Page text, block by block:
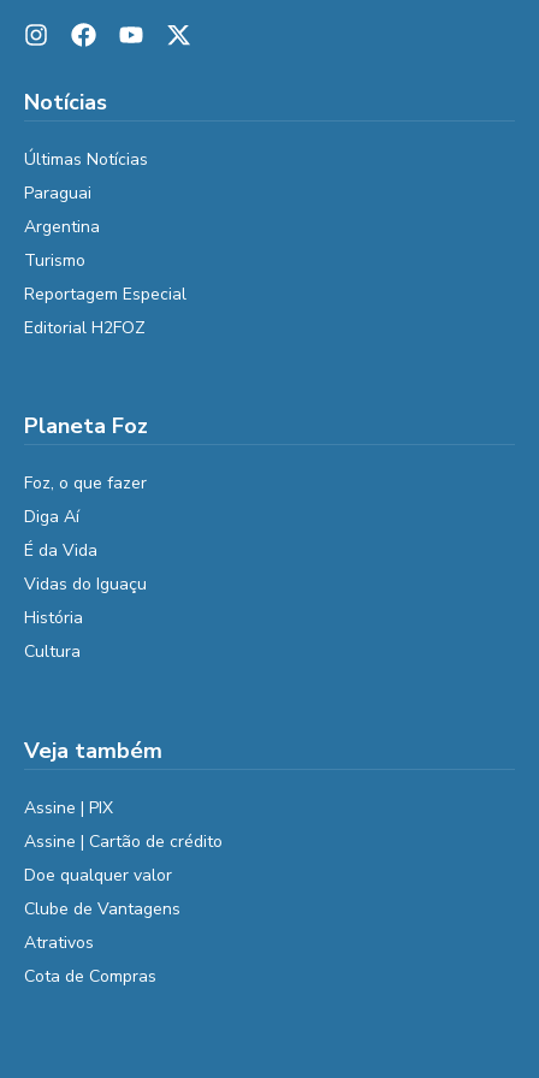
Notícias
Últimas Notícias
Paraguai
Argentina
Turismo
Reportagem Especial
Editorial H2FOZ
Planeta Foz
Foz, o que fazer
Diga Aí
É da Vida
Vidas do Iguaçu
História
Cultura
Veja também
Assine | PIX
Assine | Cartão de crédito
Doe qualquer valor
Clube de Vantagens
Atrativos
Cota de Compras